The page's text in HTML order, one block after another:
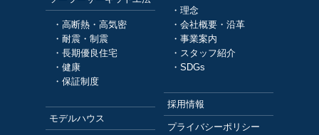
・高断熱・高気密
・耐震・制震
・長期優良住宅
・健康
・保証制度
モデルハウス
・理念
・会社概要・沿革
・事業案内
・スタッフ紹介
・SDGs
採用情報
プライバシーポリシー